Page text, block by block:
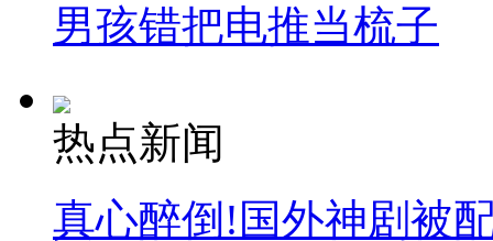
男孩错把电推当梳子
热点新闻
真心醉倒!国外神剧被